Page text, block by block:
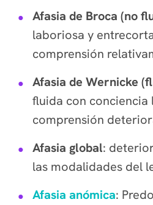
Afasia de Broca (no
laboriosa y
comprensión
Afasia de Wernicke
fluida con conciencia
comprensión
Afasia global:
las modalidades del
Afasia anómica: